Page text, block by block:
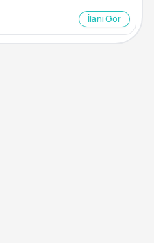
İlanı Gör